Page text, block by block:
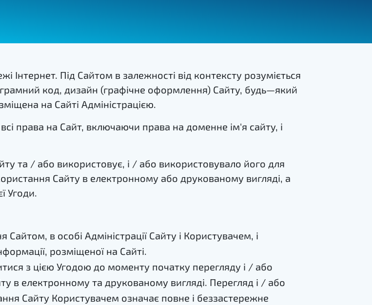
Під Сайтом в залежності від контексту розуміється
код, дизайн (графічне оформлення) Сайту, будь—який
на Сайті Адміністрацією.
права на Сайт, включаючи права на доменне ім'я сайту, і
та / або використовує, і / або використовувало його для
Сайту в електронному або друкованому вигляді, а
Угоди.
в особі Адміністрації Сайту і Користувачем, і
розміщеної на Сайті.
з цією Угодою до моменту початку перегляду і / або
в електронному та друкованому вигляді. Перегляд і / або
Сайту Користувачем означає повне і беззастережне